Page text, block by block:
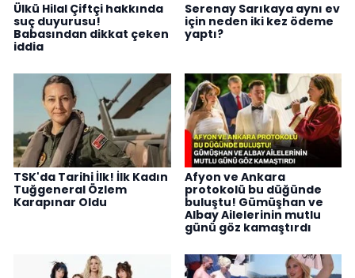
Ülkü Hilal Çiftçi hakkında
suç duyurusu!
Babasından dikkat çeken
iddia
Serenay Sarıkaya aynı ev
için neden iki kez ödeme
yaptı?
TSK'da Tarihi İlk! İlk Kadın
Tuğgeneral Özlem
Karapınar Oldu
Afyon ve Ankara
protokolü bu düğünde
buluştu! Gümüşhan ve
Albay Ailelerinin mutlu
günü göz kamaştırdı